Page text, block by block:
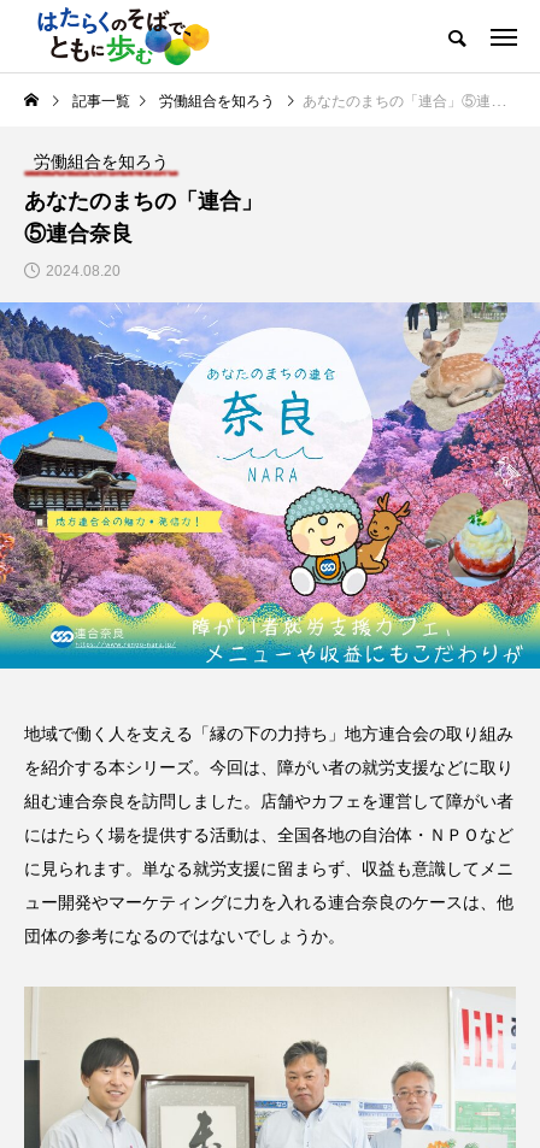
記事一覧 労働組合を知ろう あなたのまちの「連合」⑤連合奈良
労働組合を知ろう
あなたのまちの「連合」
⑤連合奈良
2024.08.20
地域で働く人を支える「縁の下の力持ち」地方連合会の取り組み
を紹介する本シリーズ。今回は、障がい者の就労支援などに取り
組む連合奈良を訪問しました。店舗やカフェを運営して障がい者
にはたらく場を提供する活動は、全国各地の自治体・ＮＰＯなど
に見られます。単なる就労支援に留まらず、収益も意識してメニ
ュー開発やマーケティングに力を入れる連合奈良のケースは、他
団体の参考になるのではないでしょうか。